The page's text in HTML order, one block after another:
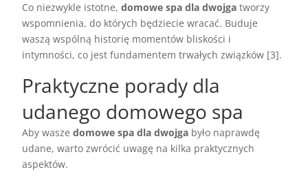
Co niezwykle istotne,domowe spa dla dwojga tworzy
wspomnienia, do których będziecie wracać. Buduje
waszą wspólną historię momentów bliskości i
intymności, co jest fundamentem trwałych związków [3].
Praktyczne porady dla
udanego domowego spa
Aby waszedomowe spa dla dwojga było naprawdę
udane, warto zwrócić uwagę na kilka praktycznych
aspektów.